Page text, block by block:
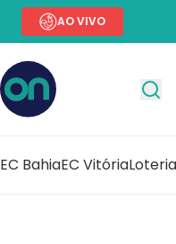
AO VIVO
EC BahiaEC Vitória